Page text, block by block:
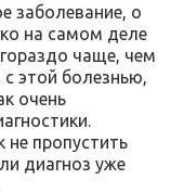
заболевание, о
на самом деле
чаще, чем
этой болезнью,
очень
не пропустить
диагноз уже